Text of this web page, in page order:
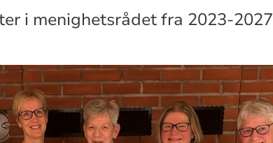
i menighetsrådet fra 2023-2027